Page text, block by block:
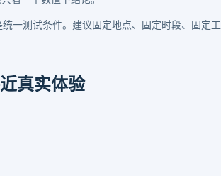
一测试条件。建议固定地点、固定时段、固定工
真实体验